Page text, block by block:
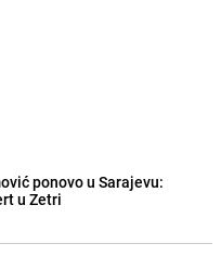
ponovo u Sarajevu:
u Zetri